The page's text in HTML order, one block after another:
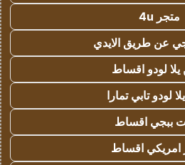
متجر 4u
عن طريق الايدي
لودو اقساط
لودو تابي تمارا
ببجي اقساط
امريكي اقساط